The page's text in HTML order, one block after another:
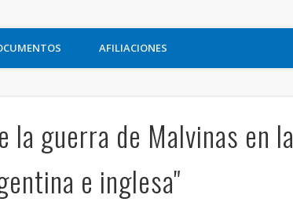
AFILIACIONES
la guerra de Malvinas en la
e inglesa"